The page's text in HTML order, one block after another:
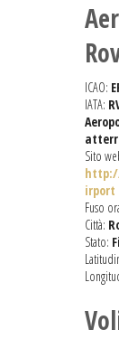
ICAO:
IATA:
Sito
irport
Fuso
Città:
Stato: